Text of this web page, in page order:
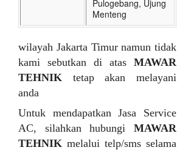
Pulogebang, Ujung
Menteng
wilayah Jakarta Timur namun tidak
kami sebutkan di atas MAWAR
TEHNIK tetap akan melayani
anda
Untuk mendapatkan Jasa Service
AC, silahkan hubungi MAWAR
TEHNIK melalui telp/sms selama